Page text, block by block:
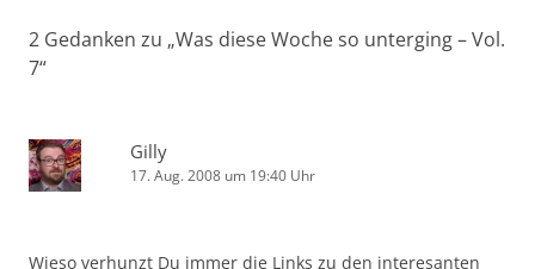
2 Gedanken zu „Was diese Woche so unterging – Vol.
7“
Gilly
17. Aug. 2008 um 19:40 Uhr
Wieso verhunzt Du immer die Links zu den interesanten